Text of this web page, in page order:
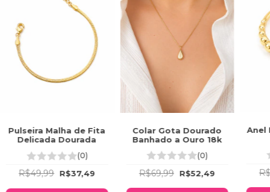
Pulseira Malha de Fita
Delicada Dourada
(0)
R$49,99 R$37,49
Colar Gota Dourado
Banhado a Ouro 18k
(0)
R$69,99 R$52,49
Anel